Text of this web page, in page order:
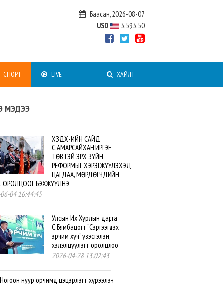
Баасан, 2026-08-07
USD
3,593.50
СПОРТ LIVE ХАЙЛТ
МЭДЭЭ
ХЗДХ-ИЙН САЙД
С.АМАРСАЙХАН:ИРГЭН
ТӨВТЭЙ ЭРХ ЗҮЙН
РЕФОРМЫГ ХЭРЭГЖҮҮЛЭХЭД
ЦАГДАА, МӨРДӨГЧДИЙН
ОРОЛЦООГ БЭХЖҮҮЛНЭ
04 16:44:45
Улсын Их Хурлын дарга
С.Бямбацогт “Сэргээгдэх
эрчим хүч” үзэсгэлэн,
хэлэлцүүлэгт оролцлоо
2026-04-28 13:02:43
Ногоон нуур орчимд цэцэрлэгт хүрээлэн